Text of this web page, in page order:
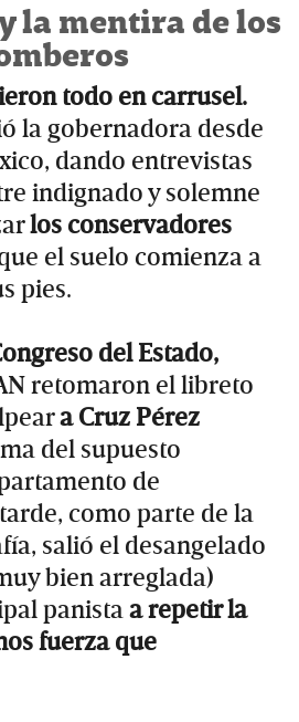
la mentira de los
todo en carrusel.
la gobernadora desde
dando entrevistas
indignado y solemne
los conservadores
el suelo comienza a
pies.
del Estado,
retomaron el libreto
a Cruz Pérez
del supuesto
de
como parte de la
salió el desangelado
bien arreglada)
panistaa repetir la
fuerza que